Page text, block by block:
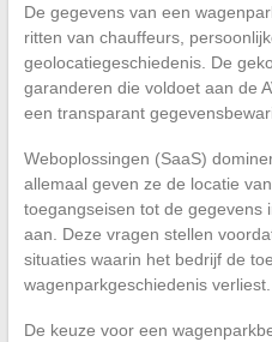
De gegevens van een
ritten van chauffeurs,
geolocatiegeschiedenis. De
garanderen die voldoet aan de
een transparant
Weboplossingen (SaaS)
allemaal geven ze de locatie
toegangseisen tot de gegevens
aan. Deze vragen stellen
situaties waarin het bedrijf de
wagenparkgeschiedenis verliest.
De keuze voor een